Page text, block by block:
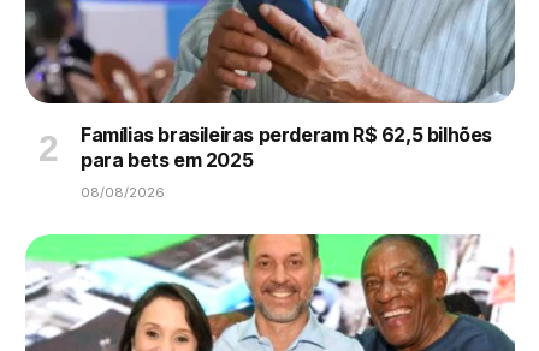
Famílias brasileiras perderam R$ 62,5 bilhões
para bets em 2025
08/08/2026